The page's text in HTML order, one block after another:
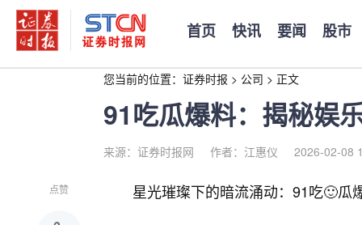
首页 快讯 要闻 股市
您当前的位置： 证券时报 > 公司 > 正文
91吃瓜爆料：揭秘娱
来源：证券时报网 作者：江惠仪 2026-02-08
点赞 星光璀璨下的暗流涌动：91吃🙂瓜